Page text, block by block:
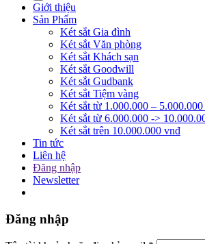
Giới thiệu
Sản Phẩm
Két sắt Gia đình
Két sắt Văn phòng
Két sắt Khách sạn
Két sắt Goodwill
Két sắt Gudbank
Két sắt Tiệm vàng
Két sắt từ 1.000.000 –
Két sắt từ 6.000.000 ->
Két sắt trên 10.000.000 vnđ
Tin tức
Liên hệ
Đăng nhập
Newsletter
Đăng nhập